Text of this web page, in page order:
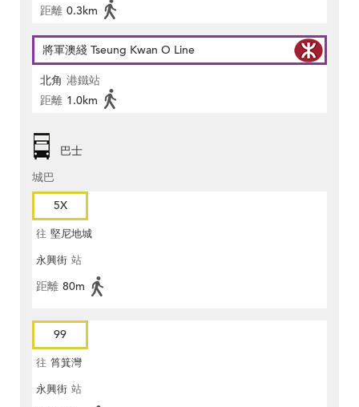
距離 0.3km
將軍澳綫 Tseung Kwan O Line
北角 港鐵站
距離 1.0km
巴士
城巴
5X
往 堅尼地城
永興街 站
距離 80m
99
往 筲箕灣
永興街 站